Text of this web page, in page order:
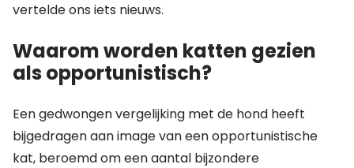
vertelde ons iets nieuws.
Waarom worden katten gezien
als opportunistisch?
Een gedwongen vergelijking met de hond heeft
bijgedragen aan image van een opportunistische
kat, beroemd om een aantal bijzondere